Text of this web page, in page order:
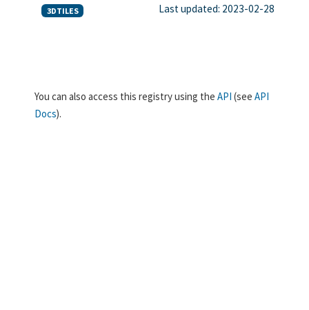
3DTILES Last updated: 2023-02-28
You can also access this registry using the API (see API
Docs).